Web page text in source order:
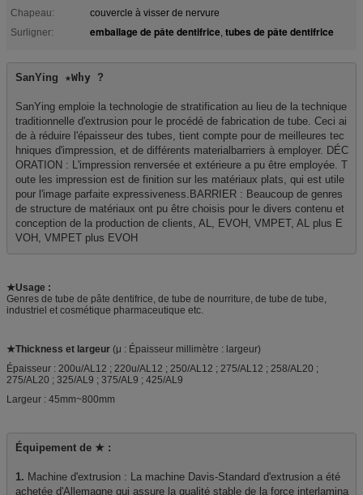
Chapeau:
couvercle à visser de nervure
Surligner:
emballage de pâte dentifrice, tubes de pâte dentifrice
SanYing ★Why ?
SanYing emploie la technologie de stratification au lieu de la technique
traditionnelle d'extrusion pour le procédé de fabrication de tube. Ceci ai
de à réduire l'épaisseur des tubes, tient compte pour de meilleures tec
hniques d'impression, et de différents materialbarriers à employer. DÉC
ORATION : L'impression renversée et extérieure a pu être employée. T
oute les impression est de finition sur les matériaux plats, qui est utile
pour l'image parfaite expressiveness.BARRIER : Beaucoup de genres
de structure de matériaux ont pu être choisis pour le divers contenu et
conception de la production de clients, AL, EVOH, VMPET, AL plus E
VOH, VMPET plus EVOH
★Usage :
Genres de tube de pâte dentifrice, de tube de nourriture, de tube de tube,
industriel et cosmétique pharmaceutique etc.
★Thickness et largeur (μ : Épaisseur millimètre : largeur)
Épaisseur : 200u/AL12 ; 220u/AL12 ; 250/AL12 ; 275/AL12 ; 258/AL20 ;
275/AL20 ; 325/AL9 ; 375/AL9 ; 425/AL9
Largeur : 45mm~800mm
Équipement de ★ :
1. Machine d'extrusion : La machine Davis-Standard d'extrusion a été
achetée d'Allemagne qui assure la qualité stable de la force interlamina